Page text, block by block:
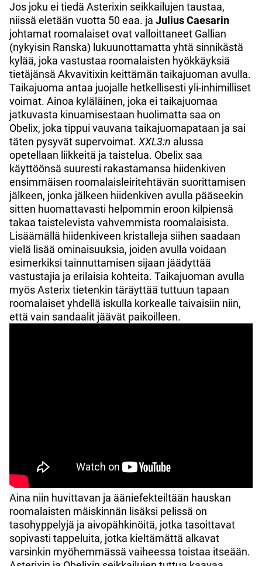
Jos joku ei tiedä Asterixin seikkailujen taustaa,
niissä eletään vuotta 50 eaa. ja Julius Caesarin
johtamat roomalaiset ovat valloittaneet Gallian
(nykyisin Ranska) lukuunottamatta yhtä sinnikästä
kylää, joka vastustaa roomalaisten hyökkäyksiä
tietäjänsä Akvavitixin keittämän taikajuoman avulla.
Taikajuoma antaa juojalle hetkellisesti yli-inhimilliset
voimat. Ainoa kyläläinen, joka ei taikajuomaa
jatkuvasta kinuamisestaan huolimatta saa on
Obelix, joka tippui vauvana taikajuomapataan ja sai
täten pysyvät supervoimat.XXL3:n alussa
opetellaan liikkeitä ja taistelua. Obelix saa
käyttöönsä suuresti rakastamansa hiidenkiven
ensimmäisen roomalaisleiritehtävän suorittamisen
jälkeen, jonka jälkeen hiidenkiven avulla pääseekin
sitten huomattavasti helpommin eroon kilpiensä
takaa taistelevista vahvemmista roomalaisista.
Lisäämällä hiidenkiveen kristalleja siihen saadaan
vielä lisää ominaisuuksia, joiden avulla voidaan
esimerkiksi tainnuttamisen sijaan jäädyttää
vastustajia ja erilaisia kohteita. Taikajuoman avulla
myös Asterix tietenkin täräyttää tuttuun tapaan
roomalaiset yhdellä iskulla korkealle taivaisiin niin,
että vain sandaalit jäävät paikoilleen.
Aina niin huvittavan ja ääniefekteiltään hauskan
roomalaisten mäiskinnän lisäksi pelissä on
tasohyppelyjä ja aivopähkinöitä, jotka tasoittavat
sopivasti tappeluita, jotka kieltämättä alkavat
varsinkin myöhemmässä vaiheessa toistaa itseään.